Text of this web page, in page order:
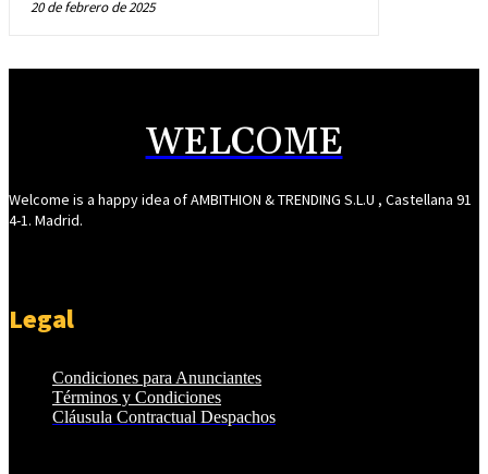
20 de febrero de 2025
WELCOME
Welcome is a happy idea of AMBITHION & TRENDING S.L.U , Castellana 91
4-1. Madrid.
Legal
Condiciones para Anunciantes
Términos y Condiciones
Cláusula Contractual Despachos